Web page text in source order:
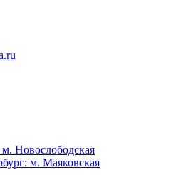
Новослободская
м. Маяковская